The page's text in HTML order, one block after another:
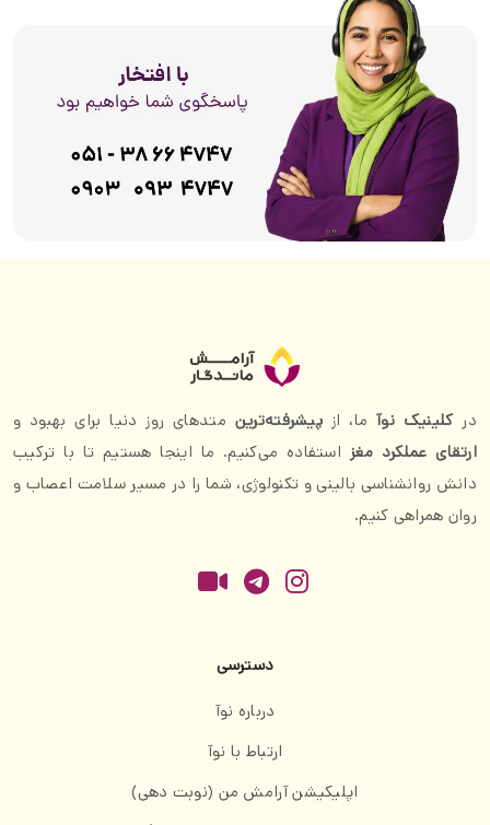
درکلینیک نوآما، از پیشرفته‌ترین متدهای روز دنیا برای بهبود و
ارتقای عملکرد مغز استفاده می‌کنیم. ما اینجا هستیم تا با ترکیب
دانش روانشناسی بالینی و تکنولوژی، شما را در مسیر سلامت اعصاب و
روان همراهی کنیم.
دسترسی
درباره نوآ
ارتباط با نوآ
اپلیکیشن آرامش من (نوبت دهی)